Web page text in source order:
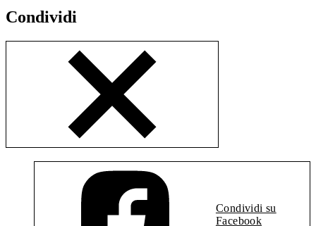
Condividi
Condividi su
Facebook